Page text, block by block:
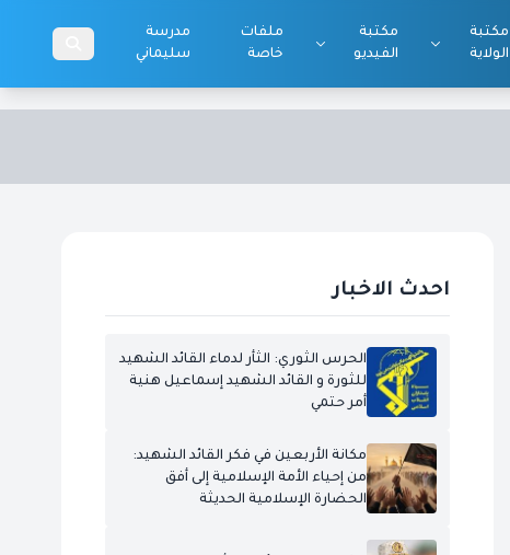
مكتبة
الولاية
مكتبة
الفيديو
ملفات
خاصة
مدرسة
سليماني
احدث الاخبار
الحرس الثوري: الثأر لدماء القائد الشهيد
للثورة و القائد الشهيد إسماعيل هنية
أمر حتمي
مكانة الأربعين في فكر القائد الشهيد:
من إحياء الأمة الإسلامية إلى أفق
الحضارة الإسلامية الحديثة